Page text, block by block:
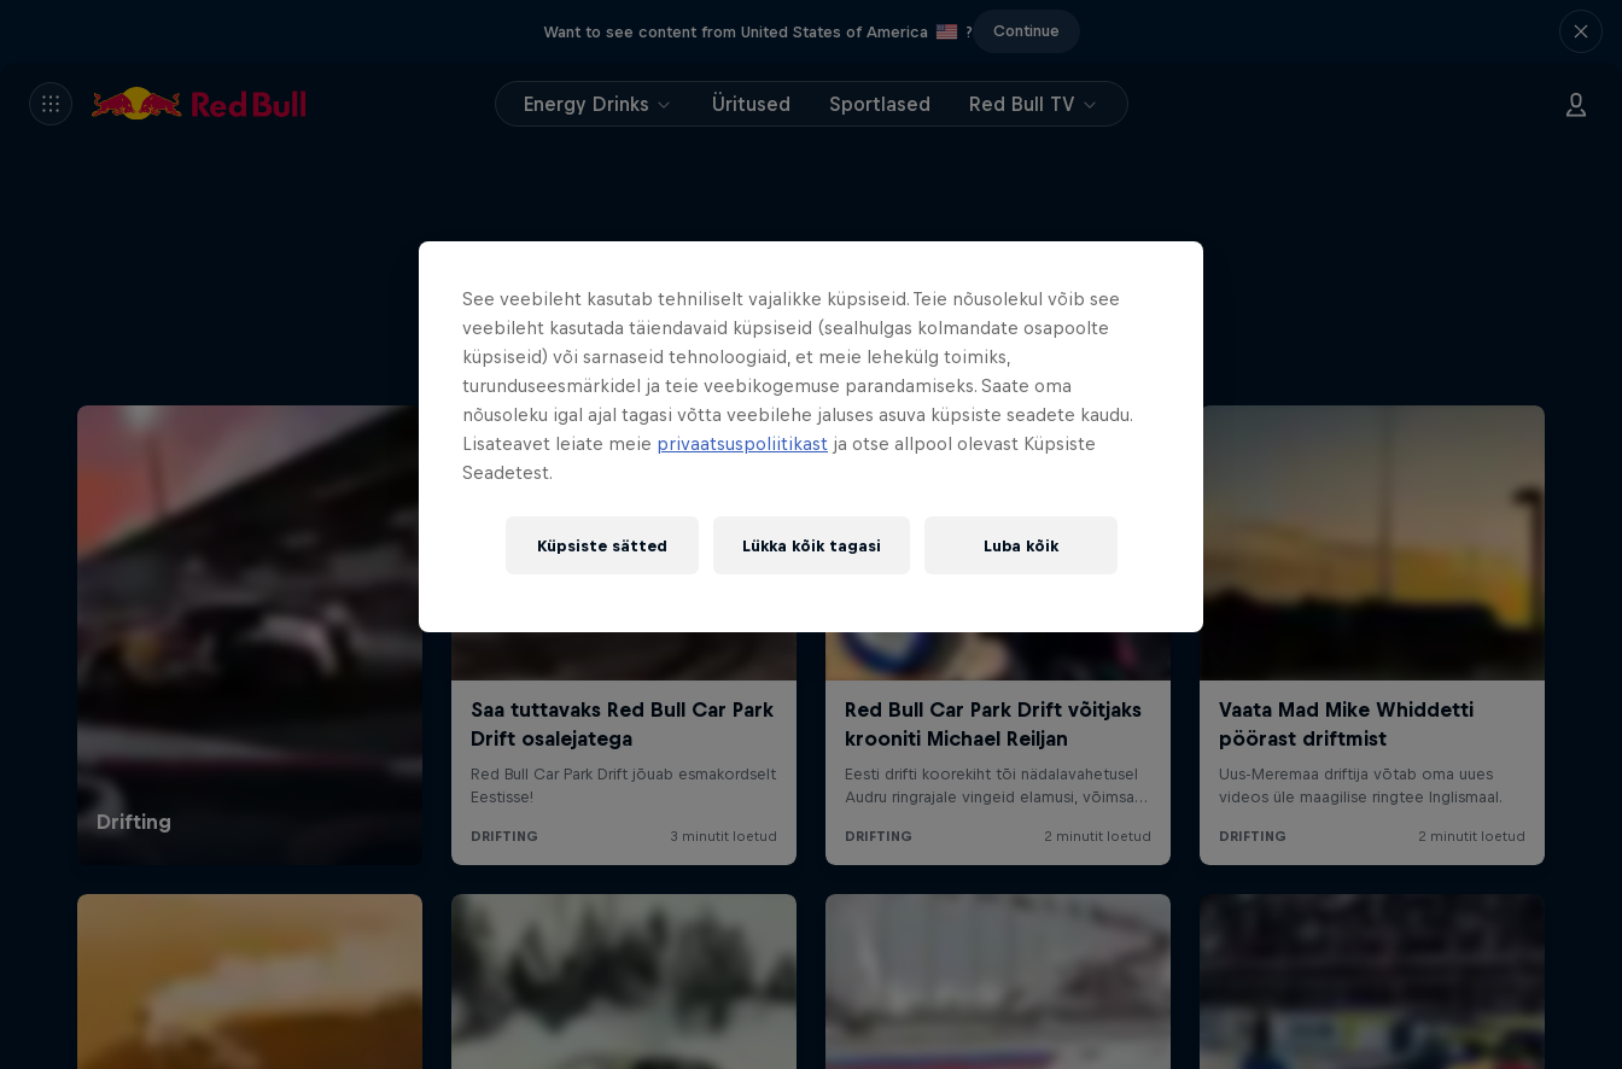
Want to see content from United States of America ? Continue
Energy Drinks Üritused Sportlased Red Bull TV
Veel samal teemal
See veebileht kasutab tehniliselt vajalikke küpsiseid. Teie nõusolekul võib see
veebileht kasutada täiendavaid küpsiseid (sealhulgas kolmandate osapoolte
küpsiseid) või sarnaseid tehnoloogiaid, et meie lehekülg toimiks,
turunduseesmärkidel ja teie veebikogemuse parandamiseks. Saate oma
nõusoleku igal ajal tagasi võtta veebilehe jaluses asuva küpsiste seadete kaudu.
Lisateavet leiate meie privaatsuspoliitikast ja otse allpool olevast Küpsiste
Seadetest.
Küpsiste sätted Lükka kõik tagasi Luba kõik